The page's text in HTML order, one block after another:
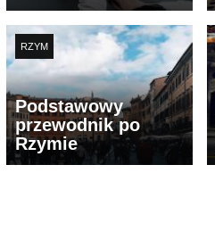
RZYM
Podstawowy
przewodnik po
Rzymie